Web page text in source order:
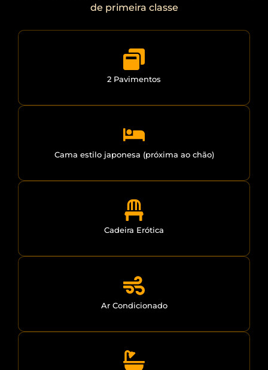
de primeira classe
2 Pavimentos
Cama estilo japonesa (próxima ao chão)
Cadeira Erótica
Ar Condicionado